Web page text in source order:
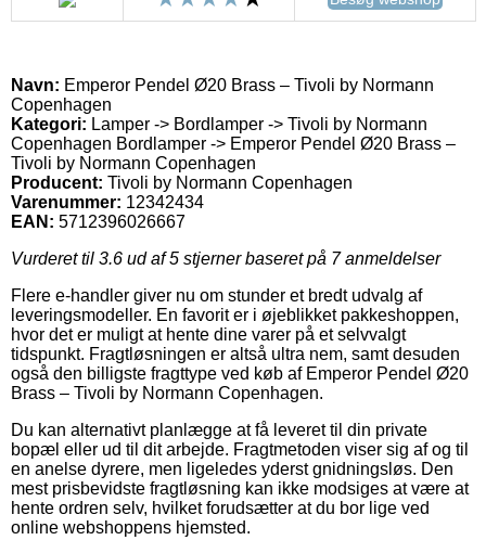
Navn: Emperor Pendel Ø20 Brass – Tivoli by Normann
Copenhagen
Kategori: Lamper -> Bordlamper -> Tivoli by Normann
Copenhagen Bordlamper -> Emperor Pendel Ø20 Brass –
Tivoli by Normann Copenhagen
Producent: Tivoli by Normann Copenhagen
Varenummer: 12342434
EAN: 5712396026667
Vurderet til 3.6 ud af 5 stjerner baseret på 7anmeldelser
Flere e-handler giver nu om stunder et bredt udvalg af
leveringsmodeller. En favorit er i øjeblikket pakkeshoppen,
hvor det er muligt at hente dine varer på et selvvalgt
tidspunkt. Fragtløsningen er altså ultra nem, samt desuden
også den billigste fragttype ved køb af Emperor Pendel Ø20
Brass – Tivoli by Normann Copenhagen.
Du kan alternativt planlægge at få leveret til din private
bopæl eller ud til dit arbejde. Fragtmetoden viser sig af og til
en anelse dyrere, men ligeledes yderst gnidningsløs. Den
mest prisbevidste fragtløsning kan ikke modsiges at være at
hente ordren selv, hvilket forudsætter at du bor lige ved
online webshoppens hjemsted.